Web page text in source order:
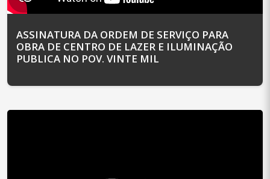
ASSINATURA DA ORDEM DE SERVIÇO PARA
OBRA DE CENTRO DE LAZER E ILUMINAÇÃO
PUBLICA NO POV. VINTE MIL